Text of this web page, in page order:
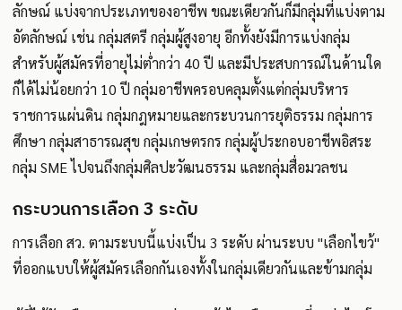
ลักษณ์ แบ่งจากประเภทของอาชีพ ขณะเดียวกันก็มีกลุ่มที่แบ่งตาม
อัตลักษณ์ เช่น กลุ่มสตรี กลุ่มผู้สูงอายุ อีกทั้งยังมีการแบ่งกลุ่ม
สำหรับผู้สมัครที่อายุไม่ต่ำกว่า 40 ปี และมีประสบการณ์ในด้านใด
ก็ได้ไม่น้อยกว่า 10 ปี กลุ่มอาชีพครอบคลุมตั้งแต่กลุ่มบริหาร
ราชการแผ่นดิน กลุ่มกฎหมายและกระบวนการยุติธรรม กลุ่มการ
ศึกษา กลุ่มสาธารณสุข กลุ่มเกษตรกร กลุ่มผู้ประกอบอาชีพอิสระ
กลุ่ม SME ไปจนถึงกลุ่มศิลปะวัฒนธรรม และกลุ่มสื่อมวลชน
กระบวนการเลือก 3 ระดับ
การเลือก สว. ตามระบบนี้แบ่งเป็น 3 ระดับ ผ่านระบบ "เลือกไขว้"
ที่ออกแบบให้ผู้สมัครเลือกกันเองทั้งในกลุ่มเดียวกันและข้ามกลุ่ม